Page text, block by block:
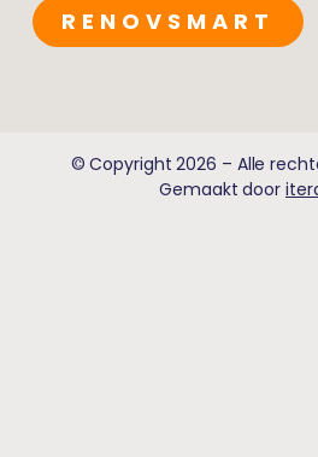
RENOVSMART
© Copyright 2026 – Alle
Gemaakt door